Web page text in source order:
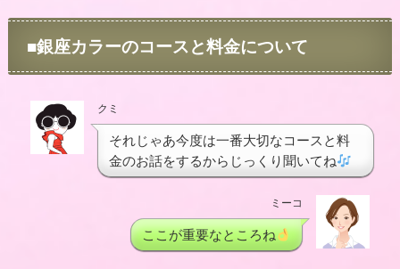
■銀座カラーのコースと料金について
クミ
それじゃあ今度は一番大切なコースと料
金のお話をするからじっくり聞いてね
ミーコ
ここが重要なところね